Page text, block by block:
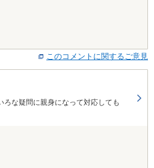
このコメントに関するご意見
な疑問に親身になって対応しても